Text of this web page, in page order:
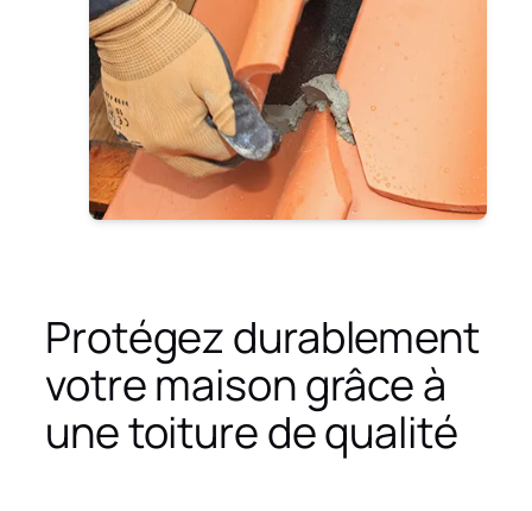
Protégez durablement
votre maison grâce à
une toiture de qualité